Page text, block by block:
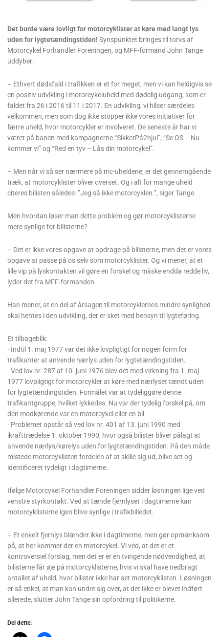
Det burde være lovligt for motorcyklister at køre med langt lys
uden for lygtetændingstiden! Synspunktet bringes til torvs af
Motorcykel Forhandler Foreningen, og MFF-formand John Tange
uddyber:
– Ethvert dødsfald i trafikken er et for meget, men vi kan heldigvis se
en positiv udvikling i motorcykeluheld med dødelig udgang, som er
faldet fra 26 i 2016 til 11 i 2017. En udvikling, vi hilser særdeles
velkommen, men som dog ikke stopper ikke vores initiativer for
færre uheld, hvor motorcykler er involveret. De seneste år har vi
været på banen med kampagnerne “SikkerPå2hjul”, “Se OS – Nu
kommer vi” og “Red en tyv – Lås din motorcykel”.
– Men når vi så ser nærmere på mc-uheldene, er det gennemgående
træk, at motorcyklister bliver overset. Og i alt for mange uheld
citeres bilisten således: ”Jeg så ikke motorcyklen.”, siger Tange.
Men hvordan løser man dette problem og gør motorcyklisterne
mere synlige for bilisterne?
– Det er ikke vores opgave at opdrage på bilisterne, men det er vores
opgave at passe på os selv som motorcyklister. Og vi mener, at et
lille vip på lyskontakten vil gøre en forskel og måske endda redde liv,
lyder det fra MFF-formanden.
Han mener, at en del af årsagen til motorcyklernes mindre synlighed
skal hentes i den udvikling, der er sket med hensyn til lygteføring.
Et tilbageblik:
· Indtil 1. maj 1977 var det ikke lovpligtigt for nogen form for
trafikanter at anvende nærlys uden for lygtetændingstiden.
· Ved lov nr. 287 af 10. juni 1976 blev det med virkning fra 1. maj
1977 lovpligtigt for motorcykler at køre med nærlyset tændt uden
for lygtetændingstiden. Formålet var at tydeliggøre denne
trafikantgruppe, hvilket lykkedes. Nu var der tydelig forskel på, om
den modkørende var en motorcykel eller en bil.
· Problemet opstår så ved lov nr. 401 af 13. juni 1990 med
ikrafttrædelse 1. oktober 1990, hvor også bilister bliver pålagt at
anvende nærlys/kørelys uden for lygtetændingstiden. På den måde
mistede motorcyklisten fordelen af at skille sig ud, blive set og
identificeret tydeligt i dagtimerne.
Ifølge Motorcykel Forhandler Foreningen sidder løsningen lige ved
venstre styrkontakt. Ved at tænde fjernlyset i dagtimerne kan
motorcyklisterne igen blive synlige i trafikbilledet.
– Et enkelt fjernlys blænder ikke i dagtimerne, men gør opmærksom
på, at her kommer der en motorcykel. Vi ved, at det er et
kontroversiel forslag, men det er er en tvingende nødvendighed, at
bilisterne får øje på motorcyklisterne, hvis vi skal have nedbragt
antallet af uheld, hvor bilister ikke har set motorcyklisten. Løsningen
er så enkel, at man kan undre sig over, at det ikke er blevet indført
allerede, slutter John Tange sin opfordring til politikerne.
Del dette: